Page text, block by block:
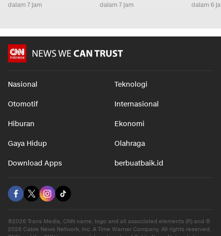
dalam 7 jam dalam 7 jam dalam 6
Nasional Teknologi
Otomotif Internasional
Hiburan Ekonomi
Gaya Hidup Olahraga
Download Apps berbuatbaik.id
©2026 Trans Media, CNN name, logo and all associated elements (R) and ©
2026 Cable News Network, Inc. A Time Warner Company. All rights reserved.